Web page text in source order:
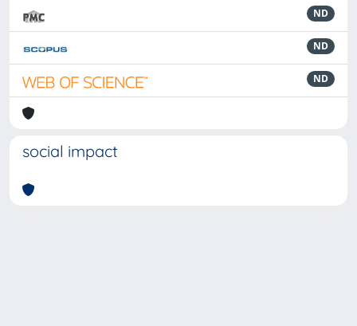
ND
ND
ND
social impact